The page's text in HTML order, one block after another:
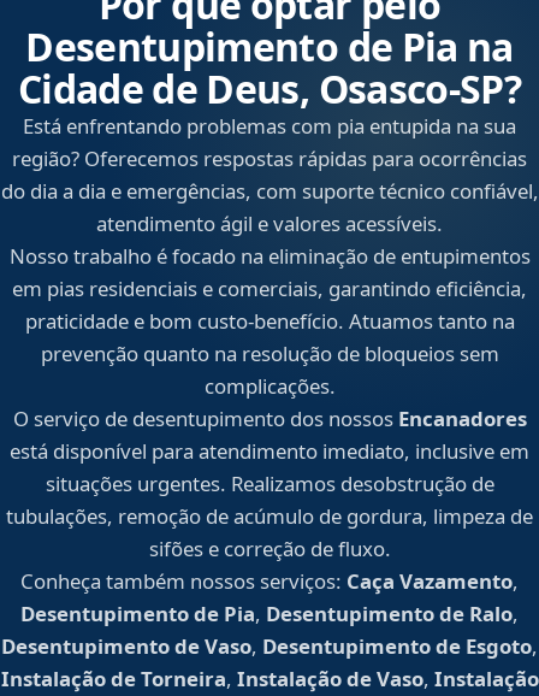
Desentupimento de Pia na
Cidade de Deus, Osasco‑SP?
Está enfrentando problemas com pia entupida na sua
região? Oferecemos respostas rápidas para ocorrências
do dia a dia e emergências, com suporte técnico confiável,
atendimento ágil e valores acessíveis.
Nosso trabalho é focado na eliminação de entupimentos
em pias residenciais e comerciais, garantindo eficiência,
praticidade e bom custo-benefício. Atuamos tanto na
prevenção quanto na resolução de bloqueios sem
complicações.
O serviço de desentupimento dos nossos Encanadores
está disponível para atendimento imediato, inclusive em
situações urgentes. Realizamos desobstrução de
tubulações, remoção de acúmulo de gordura, limpeza de
sifões e correção de fluxo.
Conheça também nossos serviços: Caça Vazamento,
Desentupimento de Pia, Desentupimento de Ralo,
Desentupimento de Vaso, Desentupimento de Esgoto,
Instalação de Torneira, Instalação de Vaso, Instalação